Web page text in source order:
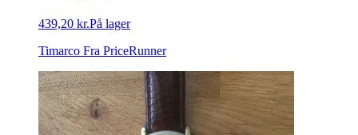
439,20 kr.På lager
Timarco Fra PriceRunner